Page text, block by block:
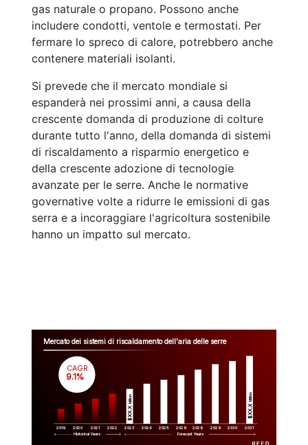
gas naturale o propano. Possono anche
includere condotti, ventole e termostati. Per
fermare lo spreco di calore, potrebbero anche
contenere materiali isolanti.
Si prevede che il mercato mondiale si
espanderà nei prossimi anni, a causa della
crescente domanda di produzione di colture
durante tutto l'anno, della domanda di sistemi
di riscaldamento a risparmio energetico e
della crescente adozione di tecnologie
avanzate per le serre. Anche le normative
governative volte a ridurre le emissioni di gas
serra e a incoraggiare l'agricoltura sostenibile
hanno un impatto sul mercato.
Mercato dei sistemi di riscaldamento dell'aria delle serre
2019 2020 2021 2022 2023 2024 2025 2026 2028 2029 2030 2031
$XX.X
Million
$XX.X
Million
CAGR
9.1%
Historical Years Forecast Years